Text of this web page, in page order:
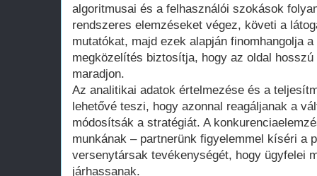
algoritmusai és a felhasználói szokások
rendszeres elemzéseket végez, követi a
mutatókat, majd ezek alapján finomhangolja
megközelítés biztosítja, hogy az oldal
maradjon.
Az analitikai adatok értelmezése és a
lehetővé teszi, hogy azonnal reagáljanak a
módosítsák a stratégiát. A
munkának – partnerünk figyelemmel kíséri a
versenytársak tevékenységét, hogy ügyfelei
járhassanak.